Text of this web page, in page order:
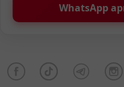
WhatsApp